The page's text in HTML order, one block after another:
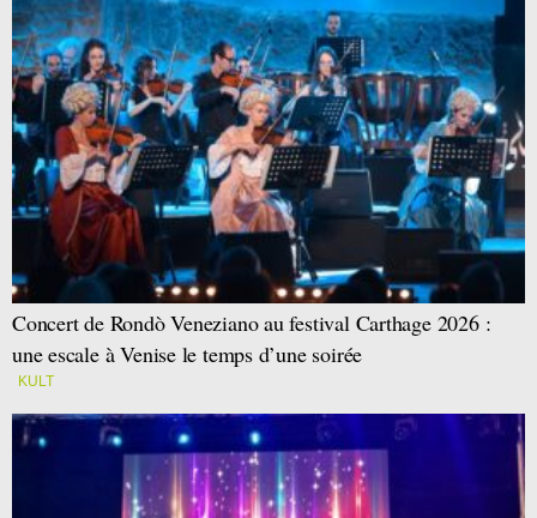
Concert de Rondò Veneziano au festival Carthage 2026 :
une escale à Venise le temps d’une soirée
KULT